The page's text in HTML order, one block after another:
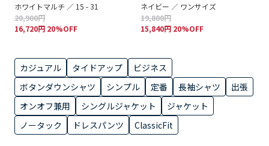
ホワイトマルチ ／ 15 - 31
20,900円
16,720円 20%OFF
ネイビー ／ ワンサイズ
19,800円
15,840円 20%OFF
カジュアル タイドアップ
ビジネス
ボタンダウンシャツ
シンプル 定番 長袖シャツ
出張
オンオフ兼用
シングルジャケット
ジャケット
ノータック
ドレスパンツ ClassicFit